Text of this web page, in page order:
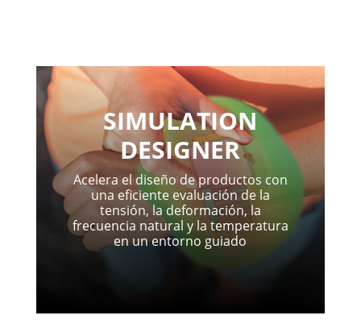
SIMULATION
DESIGNER
Acelera el diseño de productos con
una eficiente evaluación de la
tensión, la deformación, la
frecuencia natural y la temperatura
en un entorno guiado